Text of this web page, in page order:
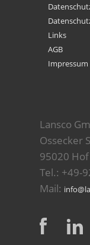
Links
AGB
Impressum
Lansco
Ossecker
95020 Hof
Tel.: +49-
Mail: